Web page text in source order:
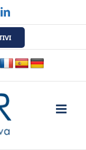
LinkedIn